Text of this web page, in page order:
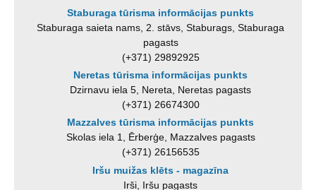
Staburaga tūrisma informācijas punkts
Staburaga saieta nams, 2. stāvs, Staburags, Staburaga
pagasts
(+371) 29892925
Neretas tūrisma informācijas punkts
Dzirnavu iela 5, Nereta, Neretas pagasts
(+371) 26674300
Mazzalves tūrisma informācijas punkts
Skolas iela 1, Ērberģe, Mazzalves pagasts
(+371) 26156535
Iršu muižas klēts - magazīna
Irši, Iršu pagasts